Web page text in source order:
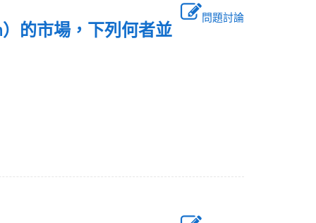
問題討論
的市場，下列何者並